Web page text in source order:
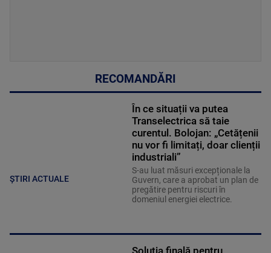
RECOMANDĂRI
ȘTIRI ACTUALE
În ce situații va putea
Transelectrica să taie
curentul. Bolojan: „Cetățenii
nu vor fi limitați, doar clienții
industriali”
S-au luat măsuri excepționale la
Guvern, care a aprobat un plan de
pregătire pentru riscuri în
domeniul energiei electrice.